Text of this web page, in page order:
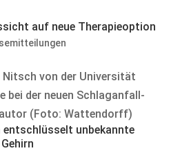
auf neue Therapieoption
von der Universität
bei der neuen Schlaganfall-
(Foto: Wattendorff)
unbekannte